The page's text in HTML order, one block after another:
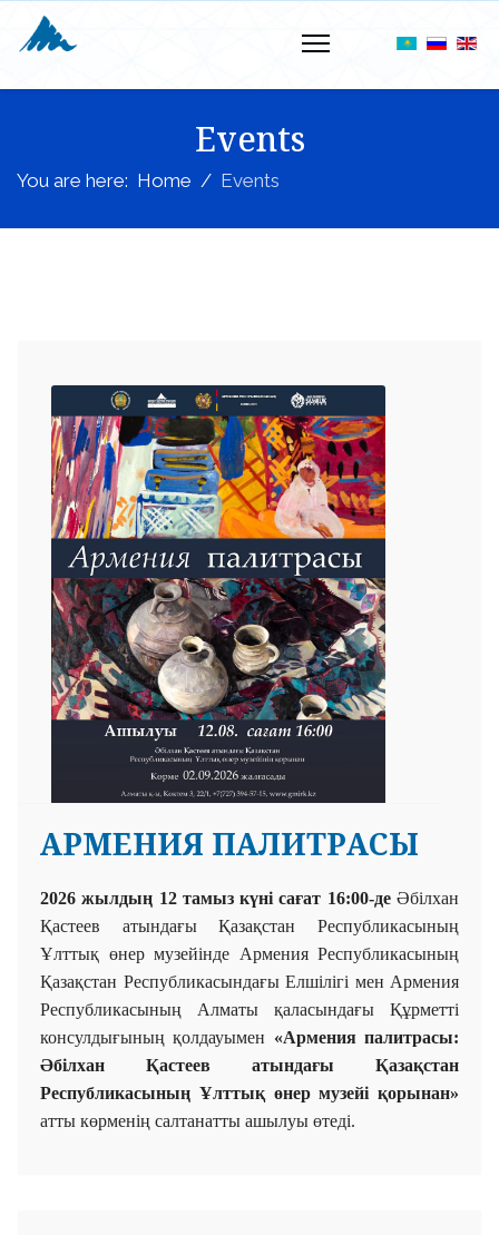
Events
You are here: Home Events
АРМЕНИЯ ПАЛИТРАСЫ
2026 жылдың 12 тамыз күні сағат 16:00-деӘбілхан
Қастеев атындағы Қазақстан Республикасының
Ұлттық өнер музейінде Армения Республикасының
Қазақстан Республикасындағы Елшілігі мен Армения
Республикасының Алматы қаласындағы Құрметті
консулдығының қолдауымен «Армения палитрасы:
Әбілхан Қастеев атындағы Қазақстан
Республикасының Ұлттық өнер музейі қорынан»
атты көрменің салтанатты ашылуы өтеді.